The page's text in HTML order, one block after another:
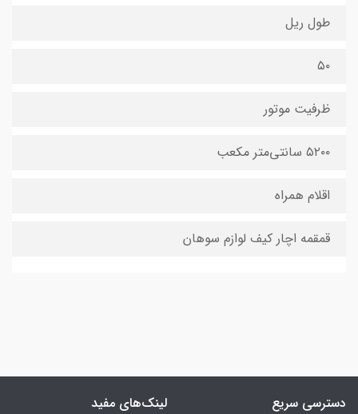
طول ریل
۵۰
ظرفیت موتور
۵۲۰۰ سانتی‌متر مکعب
اقلام همراه
قمقمه اچار کیف لوازم سوهان
دسترسی سریع لینک‌های مفید